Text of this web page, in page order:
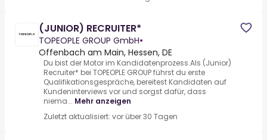
(JUNIOR) RECRUITER*
TOPEOPLE GROUP GmbH•
Offenbach am Main, Hessen, DE
Du bist der Motor im Kandidatenprozess.Als (Junior)
Recruiter* bei TOPEOPLE GROUP führst du erste
Qualifikationsgespräche, bereitest Kandidaten auf
Kundeninterviews vor und sorgst dafür, dass
niema... Mehr anzeigen
Zuletzt aktualisiert: vor über 30 Tagen